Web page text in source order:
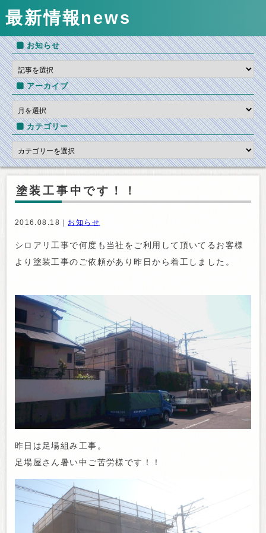
最新情報news
お知らせ
アーカイブ
カテゴリー
塗装工事中です！！
2016.08.18｜ お知らせ
シロアリ工事で何度も当社をご利用して頂いてるお客様
より塗装工事のご依頼があり昨日から着工しました。
昨日は足場組み工事。
足場屋さん暑い中ご苦労様です！！